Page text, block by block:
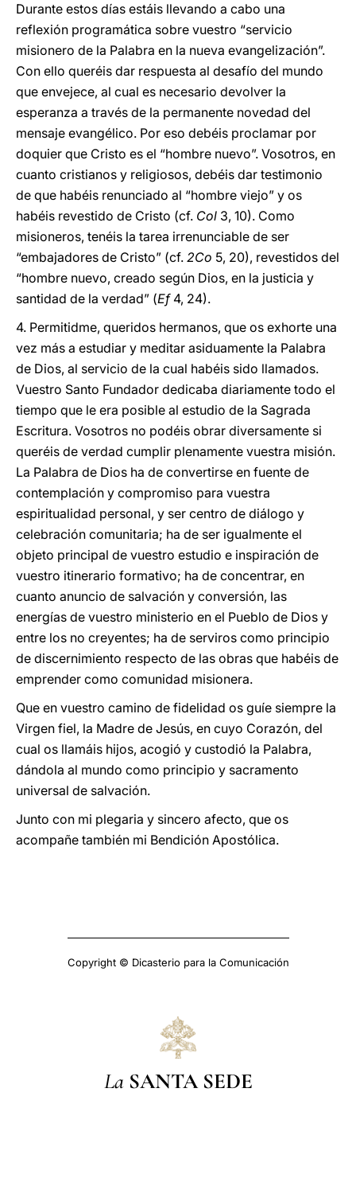
Durante estos días estáis llevando a cabo una
reflexión programática sobre vuestro “servicio
misionero de la Palabra en la nueva evangelización”.
Con ello queréis dar respuesta al desafío del mundo
que envejece, al cual es necesario devolver la
esperanza a través de la permanente novedad del
mensaje evangélico. Por eso debéis proclamar por
doquier que Cristo es el “hombre nuevo”. Vosotros, en
cuanto cristianos y religiosos, debéis dar testimonio
de que habéis renunciado al “hombre viejo” y os
habéis revestido de Cristo (cf. Col 3, 10). Como
misioneros, tenéis la tarea irrenunciable de ser
“embajadores de Cristo” (cf. 2Co 5, 20), revestidos del
“hombre nuevo, creado según Dios, en la justicia y
santidad de la verdad” (Ef4, 24).
4. Permitidme, queridos hermanos, que os exhorte una
vez más a estudiar y meditar asiduamente la Palabra
de Dios, al servicio de la cual habéis sido llamados.
Vuestro Santo Fundador dedicaba diariamente todo el
tiempo que le era posible al estudio de la Sagrada
Escritura. Vosotros no podéis obrar diversamente si
queréis de verdad cumplir plenamente vuestra misión.
La Palabra de Dios ha de convertirse en fuente de
contemplación y compromiso para vuestra
espiritualidad personal, y ser centro de diálogo y
celebración comunitaria; ha de ser igualmente el
objeto principal de vuestro estudio e inspiración de
vuestro itinerario formativo; ha de concentrar, en
cuanto anuncio de salvación y conversión, las
energías de vuestro ministerio en el Pueblo de Dios y
entre los no creyentes; ha de serviros como principio
de discernimiento respecto de las obras que habéis de
emprender como comunidad misionera.
Que en vuestro camino de fidelidad os guíe siempre la
Virgen fiel, la Madre de Jesús, en cuyo Corazón, del
cual os llamáis hijos, acogió y custodió la Palabra,
dándola al mundo como principio y sacramento
universal de salvación.
Junto con mi plegaria y sincero afecto, que os
acompañe también mi Bendición Apostólica.
Copyright © Dicasterio para la Comunicación
La SANTA SEDE